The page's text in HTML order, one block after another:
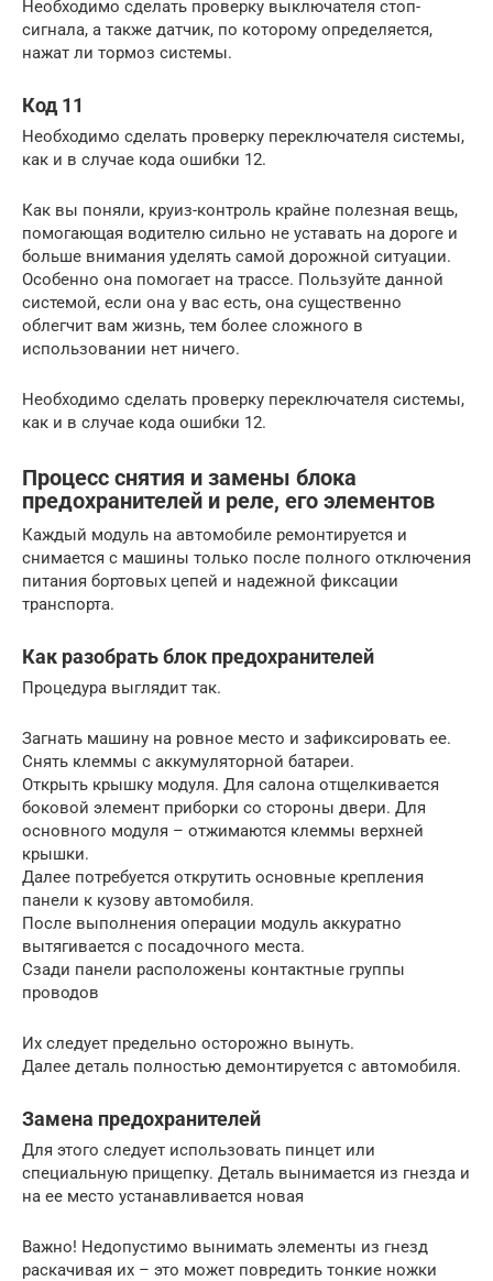
Необходимо сделать проверку выключателя стоп-
сигнала, а также датчик, по которому определяется,
нажат ли тормоз системы.
Код 11
Необходимо сделать проверку переключателя системы,
как и в случае кода ошибки 12.
Как вы поняли, круиз-контроль крайне полезная вещь,
помогающая водителю сильно не уставать на дороге и
больше внимания уделять самой дорожной ситуации.
Особенно она помогает на трассе. Пользуйте данной
системой, если она у вас есть, она существенно
облегчит вам жизнь, тем более сложного в
использовании нет ничего.
Необходимо сделать проверку переключателя системы,
как и в случае кода ошибки 12.
Процесс снятия и замены блока
предохранителей и реле, его элементов
Каждый модуль на автомобиле ремонтируется и
снимается с машины только после полного отключения
питания бортовых цепей и надежной фиксации
транспорта.
Как разобрать блок предохранителей
Процедура выглядит так.
Загнать машину на ровное место и зафиксировать ее.
Снять клеммы с аккумуляторной батареи.
Открыть крышку модуля. Для салона отщелкивается
боковой элемент приборки со стороны двери. Для
основного модуля – отжимаются клеммы верхней
крышки.
Далее потребуется открутить основные крепления
панели к кузову автомобиля.
После выполнения операции модуль аккуратно
вытягивается с посадочного места.
Сзади панели расположены контактные группы
проводов
Их следует предельно осторожно вынуть.
Далее деталь полностью демонтируется с автомобиля.
Замена предохранителей
Для этого следует использовать пинцет или
специальную прищепку. Деталь вынимается из гнезда и
на ее место устанавливается новая
Важно! Недопустимо вынимать элементы из гнезд
раскачивая их – это может повредить тонкие ножки